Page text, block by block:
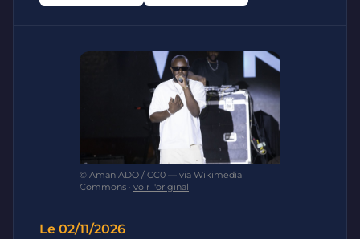
© Aman ADO / CC0 — via Wikimedia
Commons · voir l'original
Le 02/11/2026